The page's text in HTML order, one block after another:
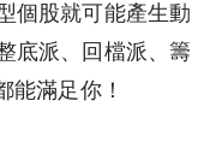
個股就可能產生動
底派、回檔派、籌
能滿足你！